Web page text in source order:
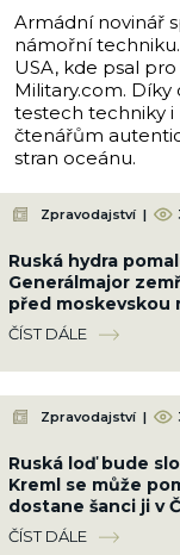
Armádní novinář
námořní
USA, kde psal
Military.com. Díky
testech techniky i
čtenářům
stran oceánu.
Zpravodajství |
Ruská hydra
Generálmajor
před moskevskou
když slavil
vzdušných sil
ČÍST DÁLE
Zpravodajství |
Ruská loď bude
Kreml se může
dostane šanci ji v
potopit
ČÍST DÁLE